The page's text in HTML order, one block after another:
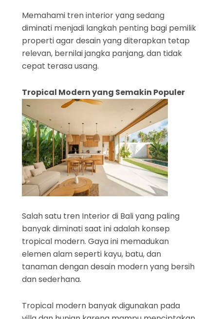
Memahami tren interior yang sedang
diminati menjadi langkah penting bagi pemilik
properti agar desain yang diterapkan tetap
relevan, bernilai jangka panjang, dan tidak
cepat terasa usang.
Tropical Modern yang Semakin Populer
Salah satu tren Interior di Bali yang paling
banyak diminati saat ini adalah konsep
tropical modern. Gaya ini memadukan
elemen alam seperti kayu, batu, dan
tanaman dengan desain modern yang bersih
dan sederhana.
Tropical modern banyak digunakan pada